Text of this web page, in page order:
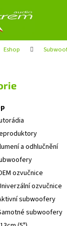
Eshop
a odhlučnění
ozvučnice
ozvučnice
subwoofery
subwoofery